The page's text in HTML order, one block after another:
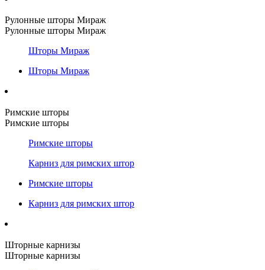
Рулонные шторы Мираж
Рулонные шторы Мираж
Шторы Мираж
Шторы Мираж
Римские шторы
Римские шторы
Римские шторы
Карниз для римских штор
Римские шторы
Карниз для римских штор
Шторные карнизы
Шторные карнизы